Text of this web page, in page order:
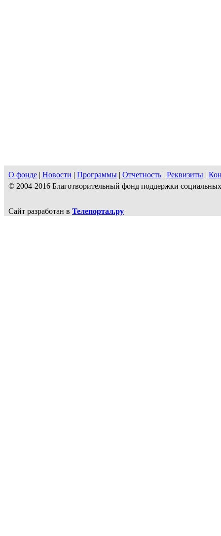
О фонде | Новости | Программы | Отчетность | Реквизиты |
© 2004-2016 Благотворительный фонд поддержки
Сайт разработан в Телепортал.ру